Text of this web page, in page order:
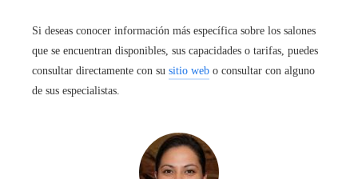
Si deseas conocer información más específica sobre los salones
que se encuentran disponibles, sus capacidades o tarifas, puedes
consultar directamente con su sitio web o consultar con alguno
de sus especialistas.